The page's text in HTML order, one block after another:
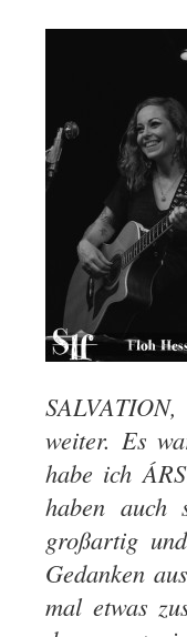
weiter. Es
habe ich
haben auch
großartig
Gedanken
mal etwas